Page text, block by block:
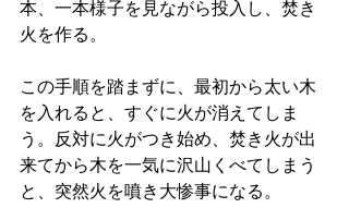
本、一本様子を見ながら投入し、焚き
火を作る。
この手順を踏まずに、最初から太い木
を入れると、すぐに火が消えてしま
う。反対に火がつき始め、焚き火が出
来てから木を一気に沢山くべてしまう
と、突然火を噴き大惨事になる。